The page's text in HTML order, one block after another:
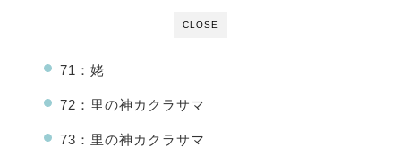
CLOSE
71：姥
72：里の神カクラサマ
73：里の神カクラサマ